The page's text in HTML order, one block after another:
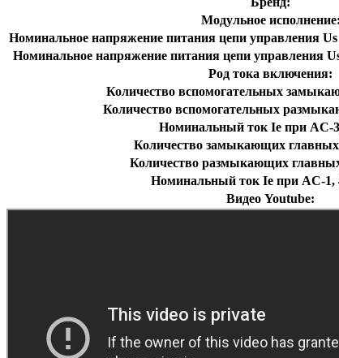
Модульное исполнение:
Номинальное напряжение питания цепи управления
Номинальное напряжение питания цепи управления
Род тока включения:
Количество вспомогательных
Количество вспомогательных
Номинальный ток Ie при AC-
Количество замыкающих главных
Количество размыкающих
Номинальный ток Ie при AC-1,
Видео Youtube: